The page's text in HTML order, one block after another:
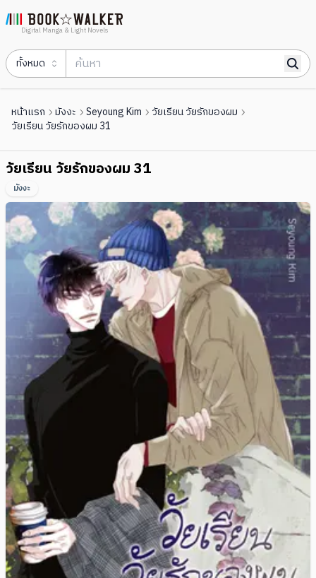
Digital Manga & Light Novels
ทั้งหมด
หน้าแรก มังงะ Seyoung Kim
วัยเรียน วัยรักของผม
วัยเรียน วัยรักของผม 31
วัยเรียน วัยรักของผม 31
มังงะ